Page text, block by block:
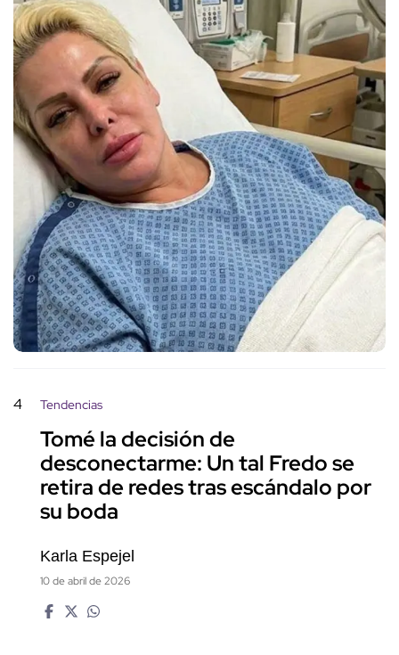
4 Tendencias
Tomé la decisión de
desconectarme: Un tal Fredo se
retira de redes tras escándalo por
su boda
Karla Espejel
10 de abril de 2026